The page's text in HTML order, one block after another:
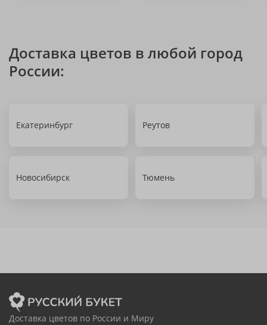
Доставка цветов в любой город
России:
Екатеринбург Реутов
Новосибирск Тюмень
Доставка цветов по России и Миру